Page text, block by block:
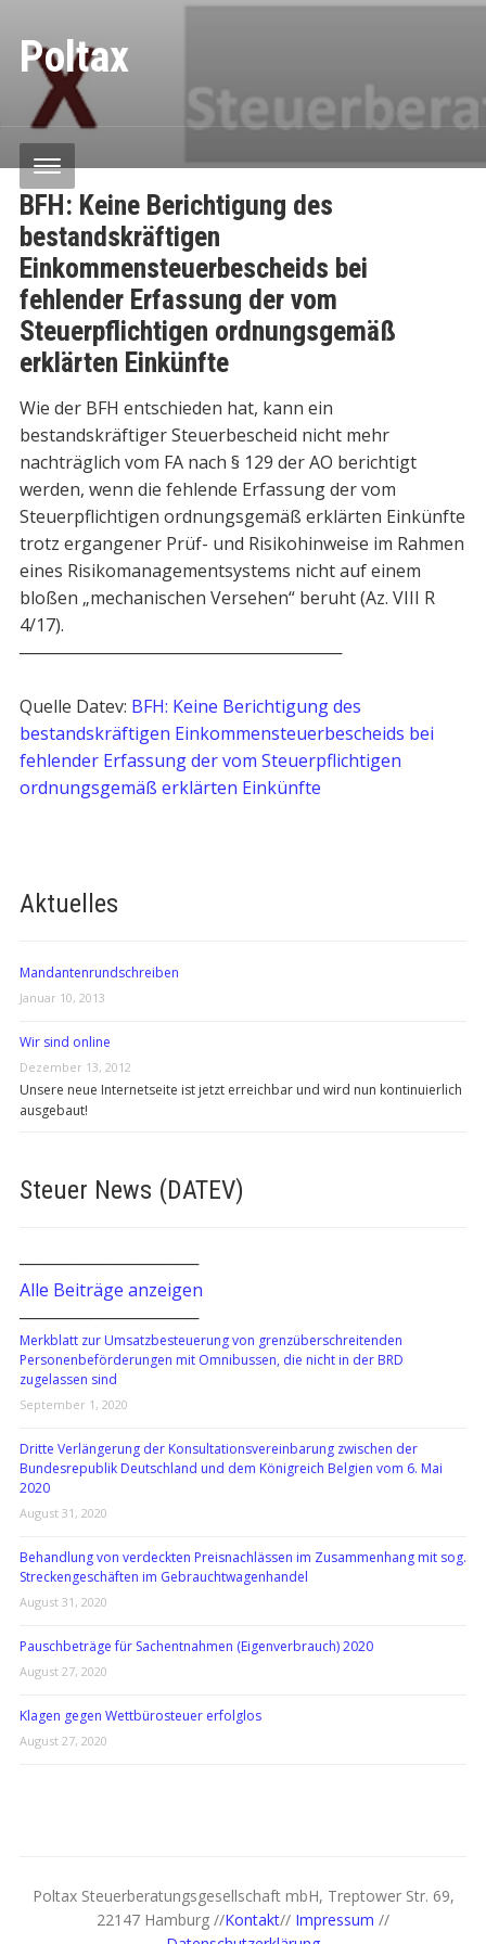
Poltax
Aktuelles
Mandantenrundschreiben
Januar 10, 2013
Wir sind online
Dezember 13, 2012
Unsere neue Internetseite ist jetzt erreichbar und wird nun kontinuierlich
ausgebaut!
BFH: Keine Berichtigung des
bestandskräftigen
Einkommensteuerbescheids bei
fehlender Erfassung der vom
Steuerpflichtigen ordnungsgemäß
erklärten Einkünfte
Wie der BFH entschieden hat, kann ein
bestandskräftiger Steuerbescheid nicht mehr
nachträglich vom FA nach § 129 der AO berichtigt
werden, wenn die fehlende Erfassung der vom
Steuerpflichtigen ordnungsgemäß erklärten Einkünfte
trotz ergangener Prüf- und Risikohinweise im Rahmen
eines Risikomanagementsystems nicht auf einem
bloßen „mechanischen Versehen“ beruht (Az. VIII R
4/17).
───────────────────────────
Quelle Datev: BFH: Keine Berichtigung des
bestandskräftigen Einkommensteuerbescheids bei
fehlender Erfassung der vom Steuerpflichtigen
ordnungsgemäß erklärten Einkünfte
Steuer News (DATEV)
───────────────
Alle Beiträge anzeigen
───────────────
Merkblatt zur Umsatzbesteuerung von grenzüberschreitenden
Personenbeförderungen mit Omnibussen, die nicht in der BRD
zugelassen sind
September 1, 2020
Dritte Verlängerung der Konsultationsvereinbarung zwischen der
Bundesrepublik Deutschland und dem Königreich Belgien vom 6. Mai
2020
August 31, 2020
Behandlung von verdeckten Preisnachlässen im Zusammenhang mit sog.
Streckengeschäften im Gebrauchtwagenhandel
August 31, 2020
Pauschbeträge für Sachentnahmen (Eigenverbrauch) 2020
August 27, 2020
Klagen gegen Wettbürosteuer erfolglos
August 27, 2020
Poltax Steuerberatungsgesellschaft mbH, Treptower Str. 69,
22147 Hamburg //Kontakt// Impressum //